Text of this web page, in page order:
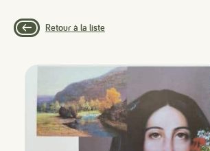
Retour à la liste